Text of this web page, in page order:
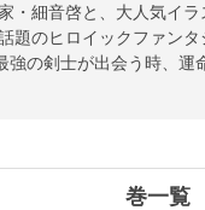
・細音啓と、大人気イ
題のヒロイックファン
強の剣士が出会う時、
巻一覧